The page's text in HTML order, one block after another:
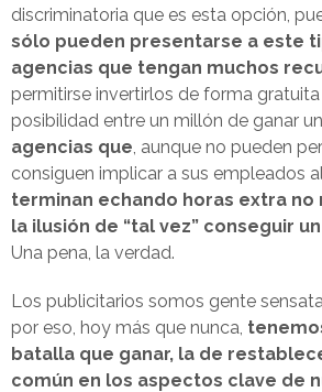
discriminatoria que es esta opción,
sólo pueden presentarse a este
agencias que tengan muchos
permitirse invertirlos de forma gratuita
posibilidad entre un millón de ganar
agencias que , aunque no pueden
consiguen implicar a sus empleados
terminan echando horas extra no
la ilusión de “tal vez” conseguir
Una pena, la verdad.
Los publicitarios somos gente
por eso, hoy más que nunca,
batalla que ganar, la de
común en los aspectos clave de